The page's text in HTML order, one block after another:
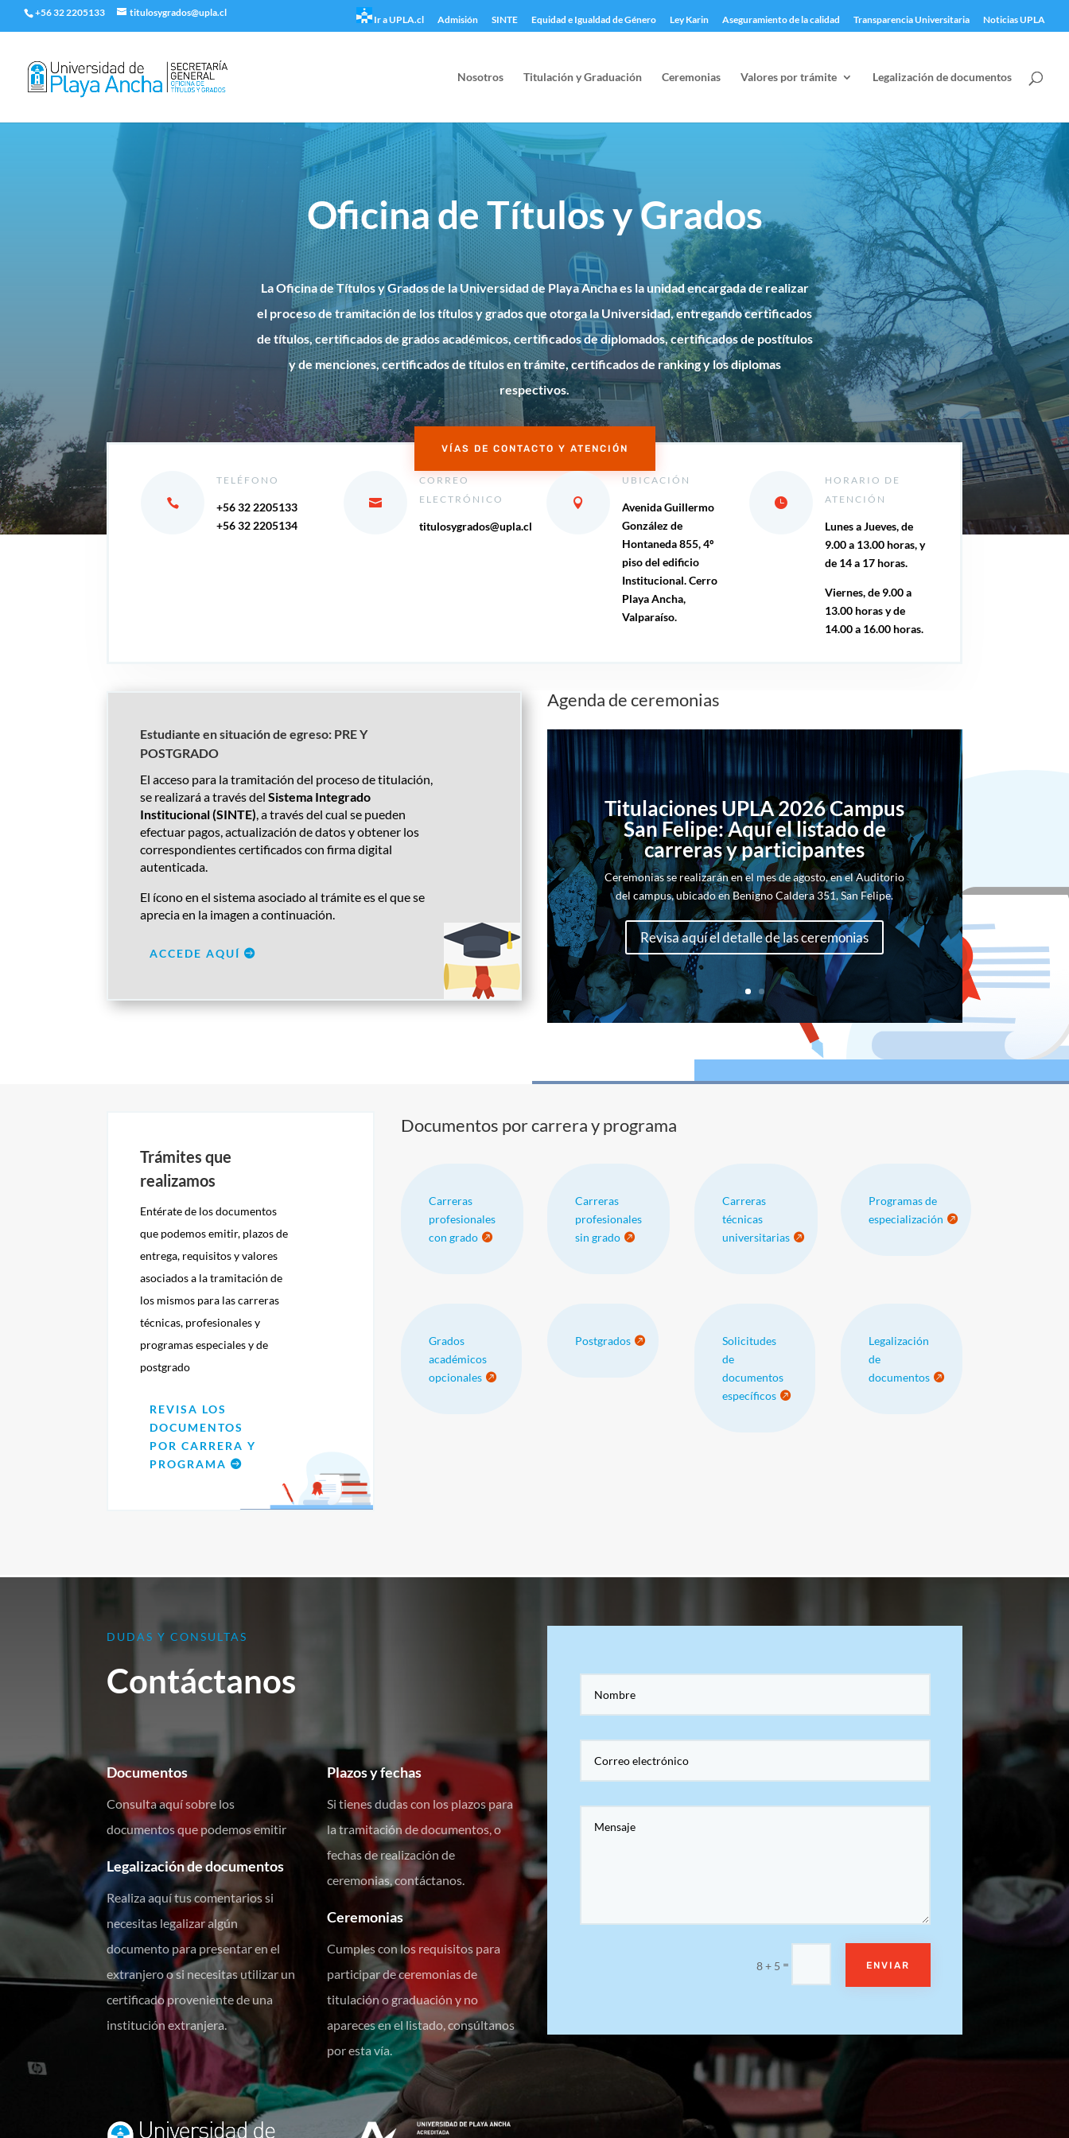
+56 32 2205133 titulosygrados@upla.cl
Ir a UPLA.cl Admisión SINTE Equidad e Igualdad de Género Ley Karin Aseguramiento de la calidad Transparencia Universitaria Noticias UPLA
Nosotros Titulación y Graduación Ceremonias Valores por trámite Legalización de documentos
Oficina de Títulos y Grados
La Oficina de Títulos y Grados de la Universidad de Playa Ancha es la unidad encargada de realizar
el proceso de tramitación de los títulos y grados que otorga la Universidad, entregando certificados
de títulos, certificados de grados académicos, certificados de diplomados, certificados de postítulos
y de menciones, certificados de títulos en trámite, certificados de ranking y los diplomas
respectivos.
VÍAS DE CONTACTO Y ATENCIÓN
TELÉFONO
+56 32 2205133
+56 32 2205134
CORREO
ELECTRÓNICO
titulosygrados@upla.cl
UBICACIÓN
Avenida Guillermo
González de
Hontaneda 855, 4º
piso del edificio
Institucional. Cerro
Playa Ancha,
Valparaíso.
HORARIO DE
ATENCIÓN
Lunes a Jueves, de
9.00 a 13.00 horas, y
de 14 a 17 horas.
Viernes, de 9.00 a
13.00 horas y de
14.00 a 16.00 horas.
Estudiante en situación de egreso: PRE Y
POSTGRADO
El acceso para la tramitación del proceso de titulación,
se realizará a través delSistema Integrado
Institucional (SINTE) , a través del cual se pueden
efectuar pagos, actualización de datos y obtener los
correspondientes certificados con firma digital
autenticada.
El ícono en el sistema asociado al trámite es el que se
aprecia en la imagen a continuación.
ACCEDE AQUÍ
Agenda de ceremonias
Titulaciones UPLA 2026 Campus
San Felipe: Aquí el listado de
carreras y participantes
Ceremonias se realizarán en el mes de agosto, en el Auditorio
del campus, ubicado en Benigno Caldera 351, San Felipe.
Revisa aquí el detalle de las ceremonias
Trámites que
realizamos
Entérate de los documentos
que podemos emitir, plazos de
entrega, requisitos y valores
asociados a la tramitación de
los mismos para las carreras
técnicas, profesionales y
programas especiales y de
postgrado
REVISA LOS
DOCUMENTOS
POR CARRERA Y
PROGRAMA
Documentos por carrera y programa
Carreras
profesionales
con grado
Carreras
profesionales
sin grado
Carreras
técnicas
universitarias
Programas de
especialización
Grados
académicos
opcionales
Postgrados
Solicitudes
de
documentos
específicos
Legalización
de
documentos
DUDAS Y CONSULTAS
Contáctanos
Documentos
Consulta aquí sobre los
documentos que podemos emitir
Legalización de documentos
Realiza aquí tus comentarios si
necesitas legalizar algún
documento para presentar en el
extranjero o si necesitas utilizar un
certificado proveniente de una
institución extranjera.
Plazos y fechas
Si tienes dudas con los plazos para
la tramitación de documentos, o
fechas de realización de
ceremonias, contáctanos.
Ceremonias
Cumples con los requisitos para
participar de ceremonias de
titulación o graduación y no
apareces en el listado, consúltanos
por esta vía.
8 + 5 = ENVIAR